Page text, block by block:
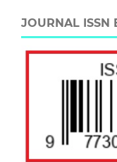
JOURNAL ISSN